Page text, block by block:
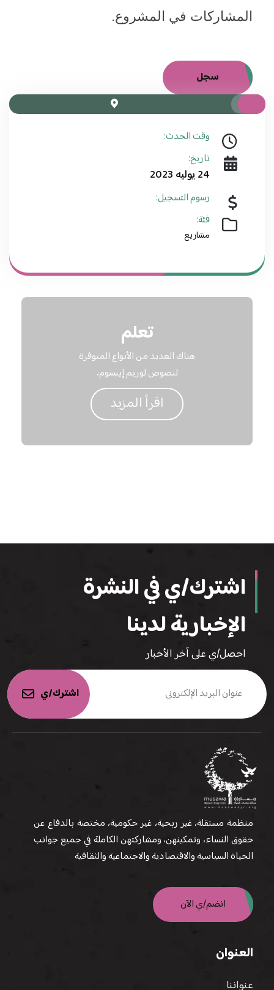
المشاركات في المشروع.
سجل
وقت الحدث:
تاريخ:
24 يوليه 2023
رسوم التسجيل:
فئة:
مشاريع
تعلم
هناك العديد من الأنواع المتوفرة
لنصوص لوريم إيبسوم،
اقرأ المزيد
اشترك/ي
اشترك/ي في النشرة
الإخبارية لدينا
احصل/ي على آخر الأخبار
العنوان
عنواننا
منظمة مستقلة، غير ربحية، غير حكومية، مختصة بالدفاع عن
حقوق النساء، وتمكينهن، ومشاركتهن الكاملة في جميع جوانب
الحياة السياسية والاقتصادية والاجتماعية والثقافية
انضم/ي الآن